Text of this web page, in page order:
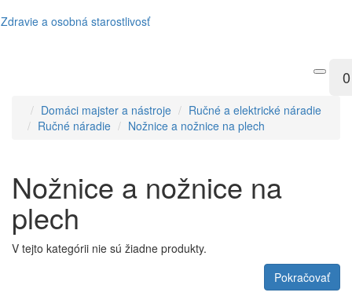
Zdravie a osobná starostlivosť
0
Domáci majster a nástroje
Ručné a elektrické náradie
Ručné náradie
Nožnice a nožnice na plech
Nožnice a nožnice na
plech
V tejto kategórii nie sú žiadne produkty.
Pokračovať